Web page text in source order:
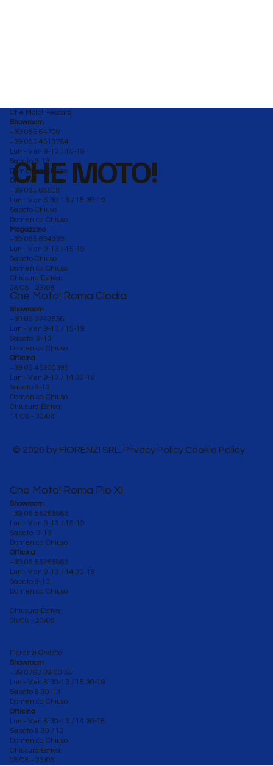
CHE MOTO!
Che Moto! Roma Clodia
Showroom
+39 06 3243556
Lun - Ven 9-13 / 15-19
Sabato 9-13
Domenica Chiuso
Officina
+39 06 45200395
Lun - Ven 9-13 / 14.30-18
Sabato 9-13
Domenica Chiuso
Chiusura Estiva:
14/08 - 30/08
Che Moto! Roma Pio XI
Showroom
+39 06 55266863
Lun - Ven 9-13 / 15-19
Sabato 9-13
Domenica Chiuso
Officina
+39 06 55266863
Lun - Ven 9-13 / 14.30-18
Sabato 9-13
Domenica Chiuso
Chiusura Estiva:
08/08 - 23/08
Che Moto! Pescara
Showroom
+39 085 64700
+39 085 4518784
Lun - Ven 9-13 / 15-19
Sabato 9-13
Domenica Chiuso
Officina
+39 085 68508
Lun - Ven 8.30-13 / 15.30-19
Sabato Chiuso
Domenica Chiuso
Magazzino
+39 085 694939
Lun - Ven 9-13 / 15-19
Sabato Chiuso
Domenica Chiuso
Chiusura Estiva:
08/08 - 23/08
Fiorenzi Orvieto
Showroom
+39 0763 39 00 55
Lun - Ven 8.30-13 / 15.30-19
Sabato 8.30-13
Domenica Chiuso
Officina
Lun - Ven 8.30-13 / 14.30-18
Sabato 8.30 / 12
Domenica Chiuso
Chiusura Estiva:
08/08 - 23/08
© 2026 by FIORENZI SRL. Privacy Policy Cookie Policy